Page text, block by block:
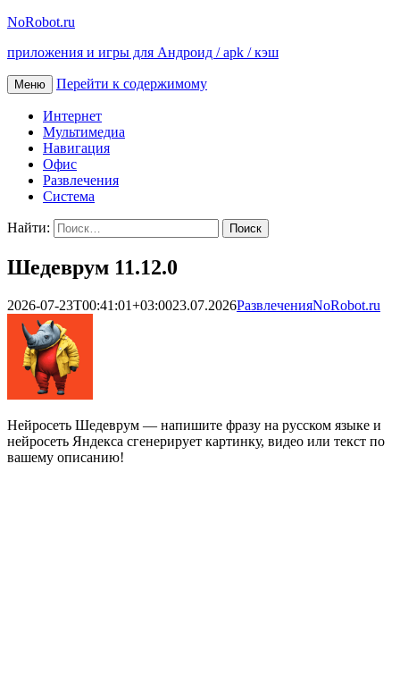
NoRobot.ru
приложения и игры для Андроид / apk / кэш
Меню Перейти к содержимому
Интернет
Мультимедиа
Навигация
Офис
Развлечения
Система
Найти:
Шедеврум 11.12.0
2026-07-23T00:41:01+03:0023.07.2026РазвлеченияNoRobot.ru
Нейросеть Шедеврум — напишите фразу на русском языке и
нейросеть Яндекса сгенерирует картинку, видео или текст по
вашему описанию!